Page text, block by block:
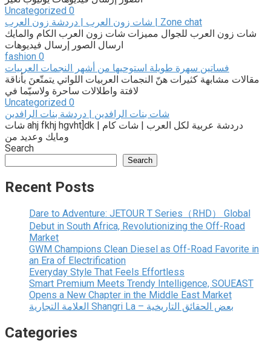
Uncategorized 0
شات زون العرب | دردشة زون العرب | Zone chat
شات زون العرب للجوال مميزات شات زون العرب الكام والمايك
ارسال الصور إرسال فيديوهات
fashion 0
فساتين سهرة طويلة استوحيها من أشهر النجمات العربيات
مقالات مشابهة كثيرات هنّ النجمات العربيات اللواتي يتمتّعنَ بأناقة
لافتة واطلالات ساحرة ولاسيّما في
Uncategorized 0
شات بنات الرافدين | دردشة بنات الرافدين
شات ahj fkhj hgvht]dk | دردشة عربية لكل العرب | شات كام
ومايك وعديد من
Search
Search
Recent Posts
Dare to Adventure: JETOUR T Series（RHD） Global
Debut in South Africa, Revolutionizing the Off-Road
Market
GWM Champions Clean Diesel as Off-Road Favorite in
an Era of Electrification
Everyday Style That Feels Effortless
Smart Premium Meets Trendy Intelligence, SOUEAST
Opens a New Chapter in the Middle East Market
العلامة التجارية Shangri La – بعض الحقائق التاريخية
Categories